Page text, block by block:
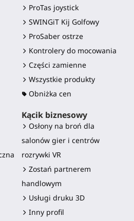
ProTas joystick
SWINGiT Kij Golfowy
ProSaber ostrze
Kontrolery do mocowania
Części zamienne
Wszystkie produkty
Obniżka cen
Kącik biznesowy
Osłony na broń dla
salonów gier i centrów
rozrywki VR
Zostań partnerem
handlowym
Usługi druku 3D
Inny profil